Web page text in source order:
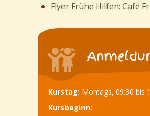
Flyer Frühe Hilfen: Café
Kurstag: Montags, 09:30 bis
Kursbeginn: